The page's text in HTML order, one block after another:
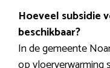
Hoeveel subsidie
beschikbaar?
In de gemeente